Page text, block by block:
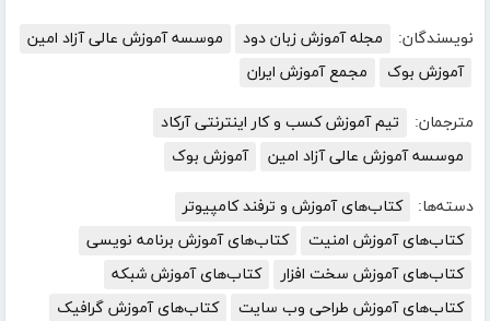
نویسندگان: مجله آموزش زبان دود
موسسه آموزش عالی آزاد امین
آموزش بوک
مجمع آموزش ایران
مترجمان:
تیم آموزش کسب و کار اینترنتی آرکاد
موسسه آموزش عالی آزاد امین
آموزش بوک
دسته‌ها:
کتاب‌های آموزش و ترفند کامپیوتر
کتاب‌های آموزش امنیت
کتاب‌های آموزش برنامه نویسی
کتاب‌های آموزش سخت افزار
کتاب‌های آموزش شبکه
کتاب‌های آموزش طراحی وب سایت
کتاب‌های آموزش گرافیک